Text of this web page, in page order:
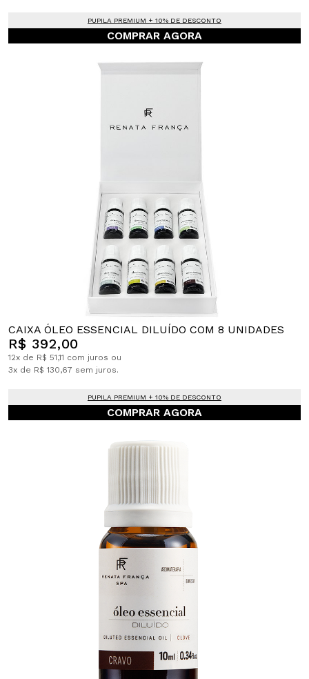
PUPILA PREMIUM + 10% DE DESCONTO
COMPRAR AGORA
CAIXA ÓLEO ESSENCIAL DILUÍDO COM 8 UNIDADES
R$ 392,00
12x de R$ 51,11 com juros ou
3x de R$ 130,67 sem juros.
PUPILA PREMIUM + 10% DE DESCONTO
COMPRAR AGORA